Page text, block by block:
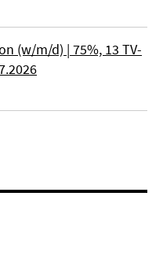
(w/m/d) | 75%, 13 TV-